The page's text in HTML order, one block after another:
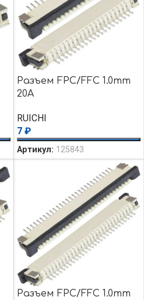
Разъем FPC/FFC 1.0mm
20A
RUICHI
7 ₽
Артикул: 125843
Разъем FPC/FFC 1.0mm